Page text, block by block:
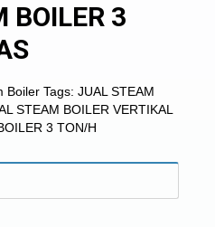
BOILER 3
Boiler Tags: JUAL STEAM
STEAM BOILER VERTIKAL
3 TON/H